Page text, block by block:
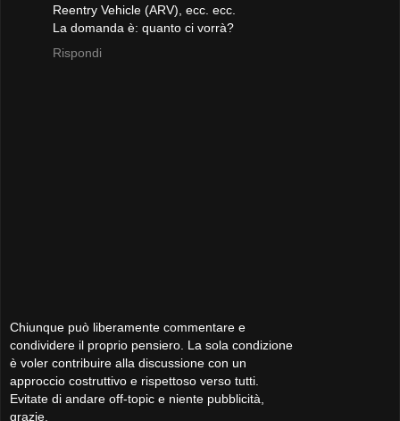
Reentry Vehicle (ARV), ecc. ecc.
La domanda è: quanto ci vorrà?
Rispondi
Chiunque può liberamente commentare e
condividere il proprio pensiero. La sola condizione
è voler contribuire alla discussione con un
approccio costruttivo e rispettoso verso tutti.
Evitate di andare off-topic e niente pubblicità,
grazie.